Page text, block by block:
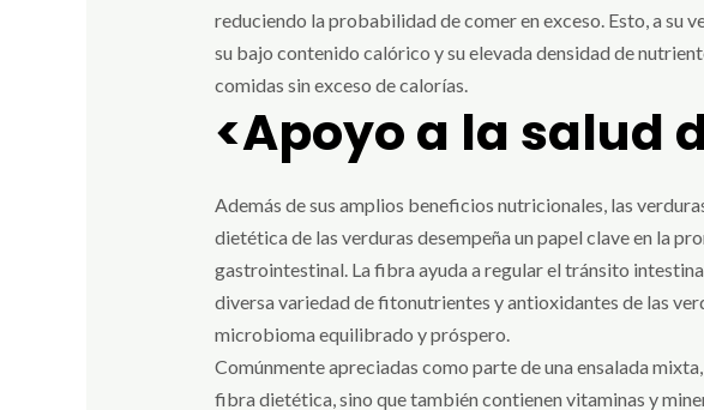
reduciendo la probabilidad de comer en exceso. Esto, a su
su bajo contenido calórico y su elevada densidad de
comidas sin exceso de calorías.
<Apoyo a la salud
Además de sus amplios beneficios nutricionales, las
dietética de las verduras desempeña un papel clave en la
gastrointestinal. La fibra ayuda a regular el tránsito
diversa variedad de fitonutrientes y antioxidantes de las
microbioma equilibrado y próspero.
Comúnmente apreciadas como parte de una ensalada
fibra dietética, sino que también contienen vitaminas y